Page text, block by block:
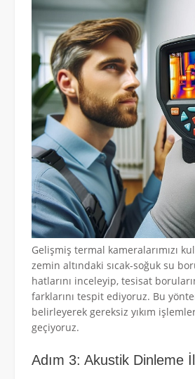
Gelişmiş termal kameralarımızı
zemin altındaki sıcak-soğuk su
hatlarını inceleyip, tesisat
farklarını tespit ediyoruz. Bu
belirleyerek gereksiz yıkım
geçiyoruz.
Adım 3: Akustik Dinleme